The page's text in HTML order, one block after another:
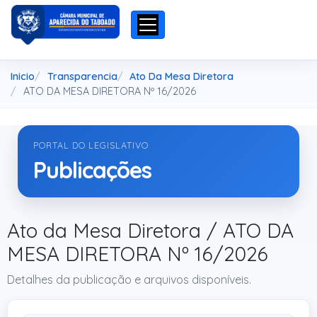
Inicio Transparencia
Ato Da Mesa Diretora
ATO DA MESA DIRETORA Nº 16/2026
PORTAL DO LEGISLATIVO
Publicações
Ato da Mesa Diretora / ATO DA
MESA DIRETORA Nº 16/2026
Detalhes da publicação e arquivos disponíveis.